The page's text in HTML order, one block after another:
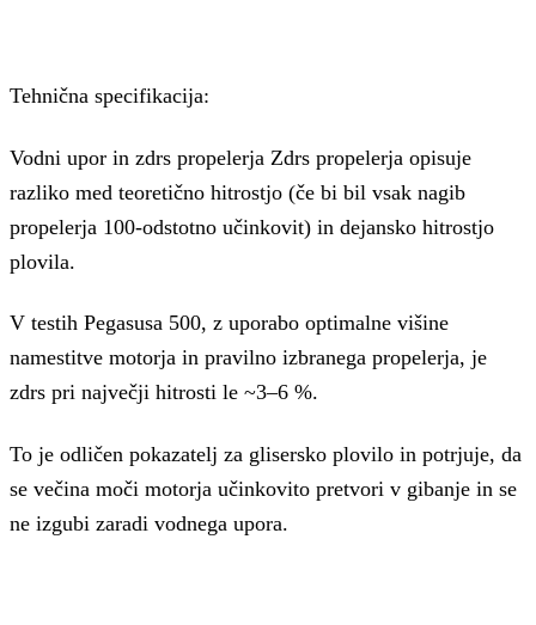
Tehnična specifikacija:
Vodni upor in zdrs propelerja Zdrs propelerja opisuje
razliko med teoretično hitrostjo (če bi bil vsak nagib
propelerja 100-odstotno učinkovit) in dejansko hitrostjo
plovila.
V testih Pegasusa 500, z uporabo optimalne višine
namestitve motorja in pravilno izbranega propelerja, je
zdrs pri največji hitrosti le ~3–6 %.
To je odličen pokazatelj za glisersko plovilo in potrjuje, da
se večina moči motorja učinkovito pretvori v gibanje in se
ne izgubi zaradi vodnega upora.